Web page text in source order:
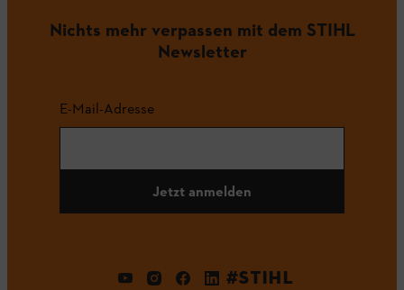
Nichts mehr verpassen mit dem STIHL
Newsletter
E-Mail-Adresse
Jetzt anmelden
#STIHL